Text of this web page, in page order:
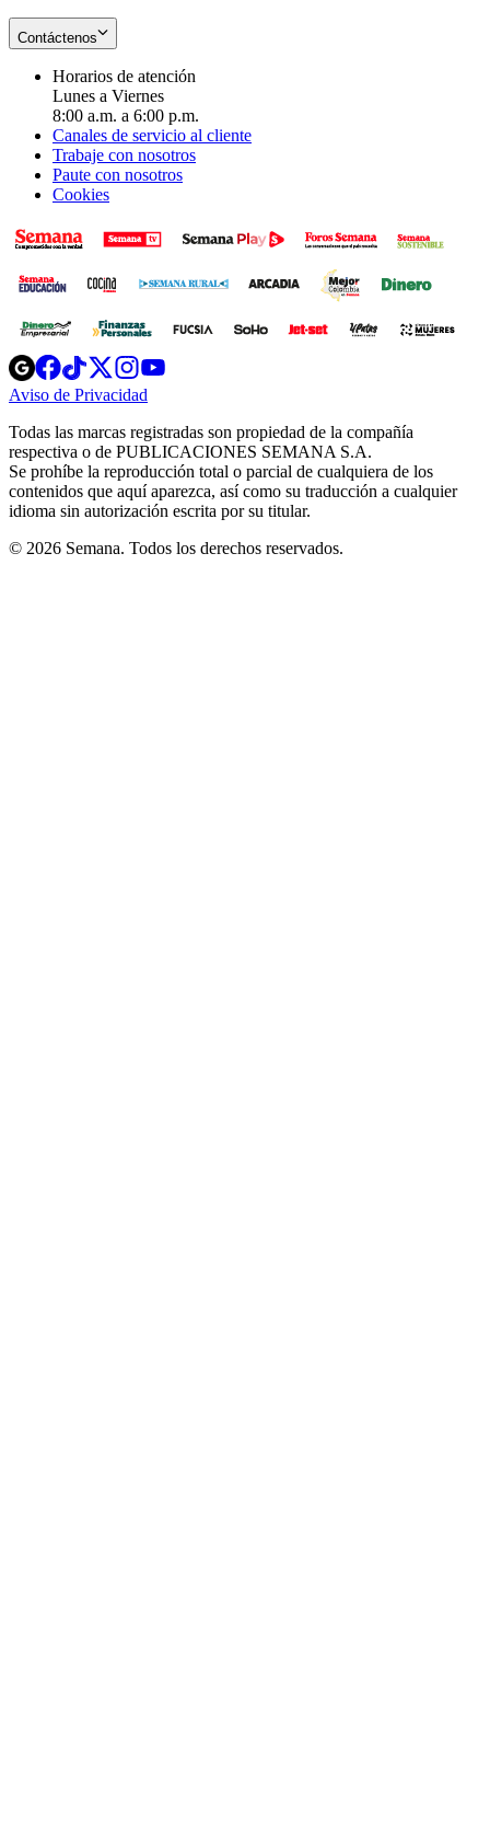
Contáctenos
Horarios de atención
Lunes a Viernes
8:00 a.m. a 6:00 p.m.
Canales de servicio al cliente
Trabaje con nosotros
Paute con nosotros
Cookies
Opens
in
new
Opens
in
new
Opens
in
new
window
Opens
new
windowwindow
Aviso de Privacidad
new
window
Todas las marcas registradas son propiedad de la compañía
respectiva o de PUBLICACIONES SEMANA S.A.
Se prohíbe la reproducción total o parcial de cualquiera de los
contenidos que aquí aparezca, así como su traducción a cualquier
idioma sin autorización escrita por su titular.
© 2026 Semana. Todos los derechos reservados.